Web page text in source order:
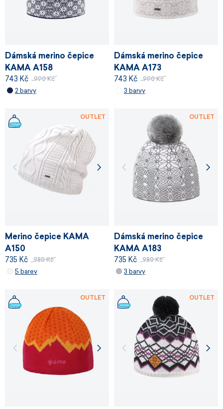
Dámská merino čepice
KAMA A158
743 Kč 990 Kč
2 barvy
Dámská merino čepice
KAMA A173
743 Kč 990 Kč
3 barvy
Merino čepice KAMA
A150
735 Kč 980 Kč
5 barev
OUTLET
Dámská merino čepice
KAMA A183
735 Kč 980 Kč
3 barvy
OUTLET
OUTLET OUTLET